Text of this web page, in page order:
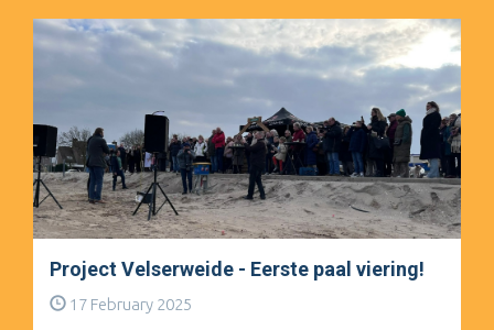
Project Velserweide - Eerste paal viering!
17 February 2025